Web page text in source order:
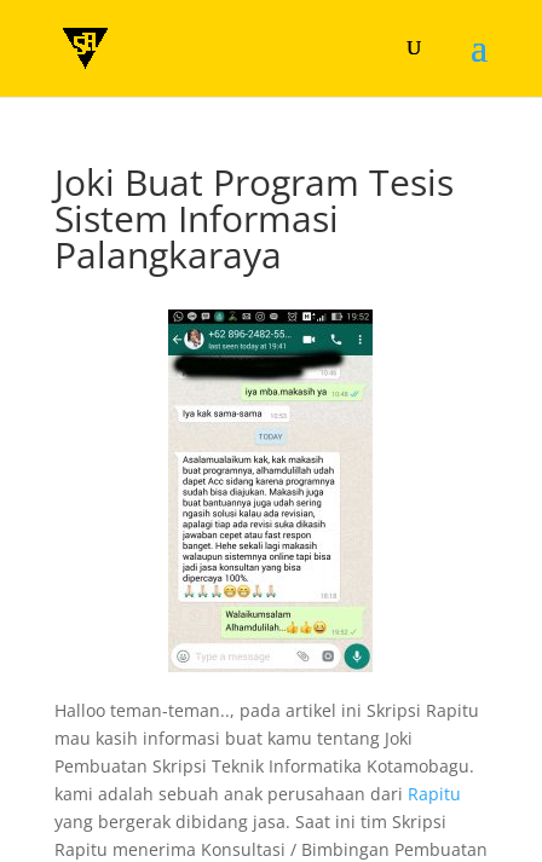
Joki Buat Program Tesis
Sistem Informasi
Palangkaraya
Halloo teman-teman.., pada artikel ini Skripsi Rapitu
mau kasih informasi buat kamu tentang Joki
Pembuatan Skripsi Teknik Informatika Kotamobagu.
kami adalah sebuah anak perusahaan dari Rapitu
yang bergerak dibidang jasa. Saat ini tim Skripsi
Rapitu menerima Konsultasi / Bimbingan Pembuatan